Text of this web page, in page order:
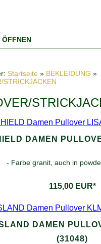
ÖFFNEN
Startseite » BEKLEIDUNG »
STRICKJACKEN
DAMEN
- Farbe granit, auch in
115,00 EUR*
DAMEN
(31048)